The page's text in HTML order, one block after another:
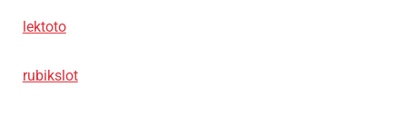
lektoto
rubikslot